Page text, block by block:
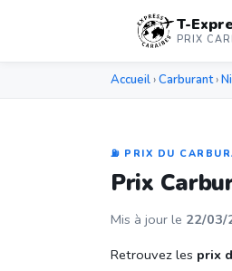
T-
PRIX
Accueil ›Carburant›
⛽ PRIX DU
Prix
Mis à jour le 22/03/
Retrouvez les prix